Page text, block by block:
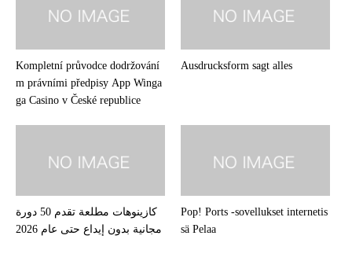
Kompletní průvodce dodržování
m právními předpisy App Winga
ga Casino v České republice
Ausdrucksform sagt alles
كازينوهات مطلعة تقدم 50 دورة
مجانية بدون إيداع حتى عام 2026
Pop! Ports -sovellukset internetis
sä Pelaa